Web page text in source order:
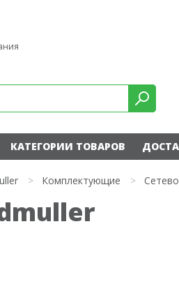
КАТЕГОРИИ ТОВАРОВ
> Комплектующие >